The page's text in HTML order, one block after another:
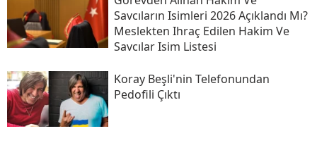
Savcıların Isimleri 2026 Açıklandı Mı?
Meslekten Ihraç Edilen Hakim Ve
Savcılar Isim Listesi
Koray Beşli'nin Telefonundan
Pedofili Çıktı